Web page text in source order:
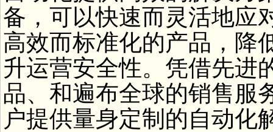
备，可以快速而灵活地应
高效而标准化的产品，降
升运营安全性。凭借先进
品、和遍布全球的销售服
户提供量身定制的自动化